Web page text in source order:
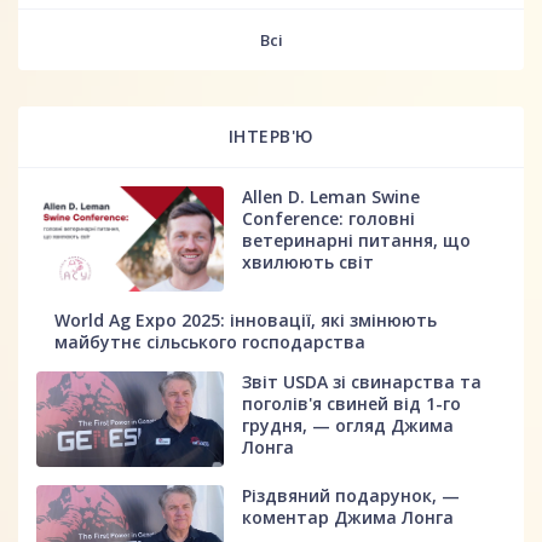
Всі
ІНТЕРВ'Ю
Allen D. Leman Swine
Conference: головні
ветеринарні питання, що
хвилюють світ
World Ag Expo 2025: інновації, які змінюють
майбутнє сільського господарства
Звіт USDA зі свинарства та
поголів'я свиней від 1-го
грудня, — огляд Джима
Лонга
Різдвяний подарунок, —
коментар Джима Лонга